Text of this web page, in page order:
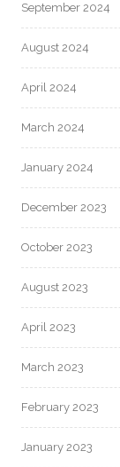
September 2024
August 2024
April 2024
March 2024
January 2024
December 2023
October 2023
August 2023
April 2023
March 2023
February 2023
January 2023